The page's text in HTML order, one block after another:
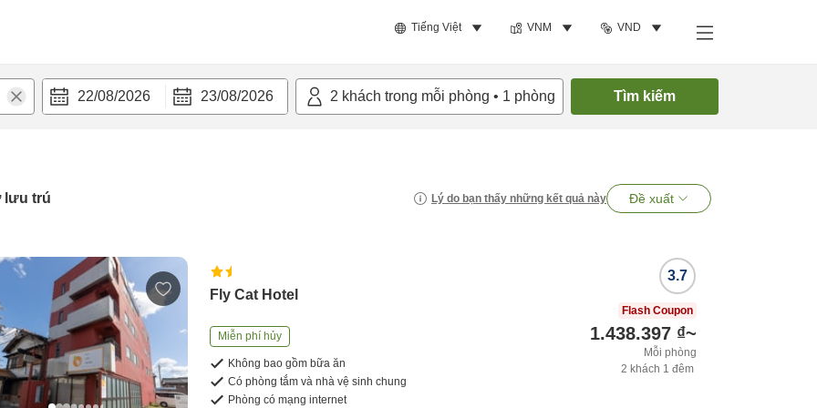
Tiếng Việt VNM VND
22/08/2026 23/08/2026 2 khách trong mỗi phòng • 1 phòng Tìm kiếm
lưu trú Lý do bạn thấy những kết quả này Đề xuất
Fly Cat Hotel
Miễn phí hủy
Không bao gồm bữa ăn
Có phòng tắm và nhà vệ sinh chung
Phòng có mạng internet
3.7
Flash Coupon
1.438.397 ₫~
Mỗi phòng
2 khách 1 đêm